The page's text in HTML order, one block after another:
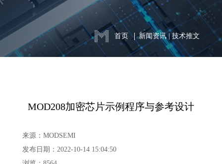
首页 新闻资讯|技术推文
MOD208加密芯片示例程序与参考设计
来源：MODSEMI
发布日期：2022-10-14 15:04:50